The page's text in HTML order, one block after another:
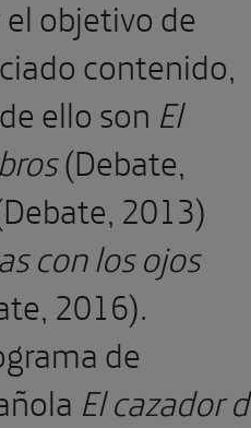
objetivo de
contenido,
ello son El
(Debate,
2013)
con los ojos
2016).
de
El cazador